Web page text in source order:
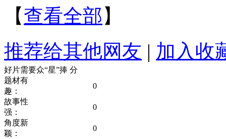
【查看全部 】
推荐给其他网友 | 加入收
好片需要众“星”捧 分
题材有
趣：
0
故事性
强：
0
角度新
颖：
0